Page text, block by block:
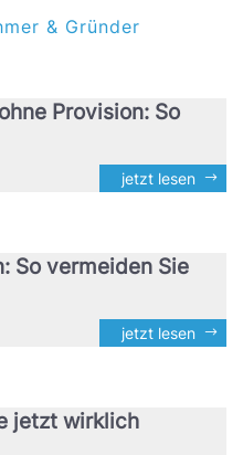
& Gründer
Provision: So
jetzt lesen
So vermeiden Sie
jetzt lesen
jetzt wirklich